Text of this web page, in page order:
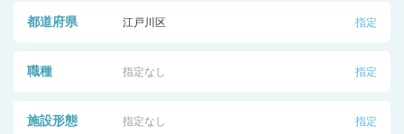
都道府県 江戸川区 指定
職種 指定なし 指定
施設形態 指定なし 指定